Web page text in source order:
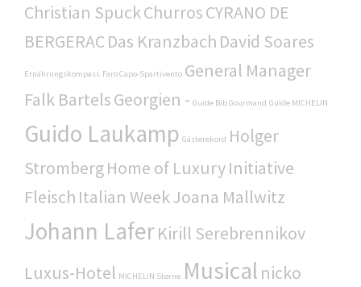
Christian SpuckChurrosCYRANO DE
BERGERAC Das Kranzbach David Soares
Ernährungskompass Faro Capo-Spartivento General Manager
Falk BartelsGeorgien - Guide Bib Gourmand Guide MICHELIN
Guido Laukamp Gästerekord Holger
StrombergHome of LuxuryInitiative
Fleisch Italian WeekJoana Mallwitz
Johann LaferKirill Serebrennikov
Luxus-Hotel MICHELIN Sterne Musical nicko